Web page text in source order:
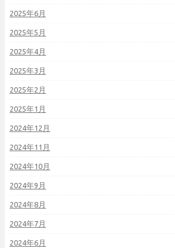
2025年6月
2025年5月
2025年4月
2025年3月
2025年2月
2025年1月
2024年12月
2024年11月
2024年10月
2024年9月
2024年8月
2024年7月
2024年6月